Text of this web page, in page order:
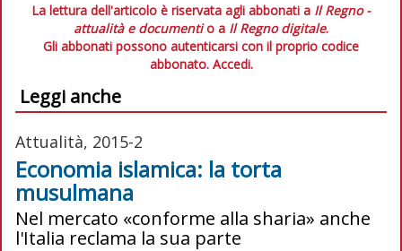
La lettura dell'articolo è riservata agli abbonati a Il Regno -
attualità e documentio a Il Regno digitale.
Gli abbonati possono autenticarsi con il proprio codice
abbonato. Accedi.
Leggi anche
Attualità, 2015-2
Economia islamica: la torta
musulmana
Nel mercato «conforme alla sharia» anche
l'Italia reclama la sua parte